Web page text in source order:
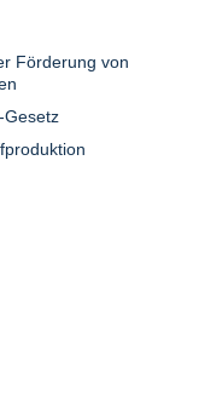
Förderung von
Gesetz